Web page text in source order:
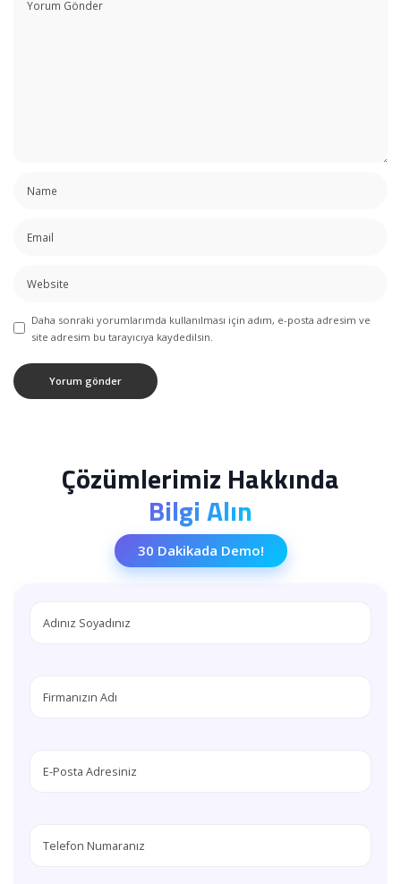
Daha sonraki yorumlarımda kullanılması için adım, e-posta adresim ve
site adresim bu tarayıcıya kaydedilsin.
Çözümlerimiz Hakkında
Bilgi Alın
30 Dakikada Demo!